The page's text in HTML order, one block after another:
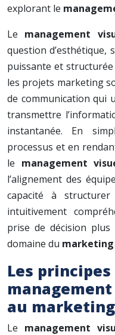
explorant le
Le management
question d’esthétique,
puissante et
les projets marketing
de communication qui
transmettre
instantanée. En
processus et en
le management
l’alignement des
capacité à
intuitivement
prise de décision
domaine du
Les
au marketing
Le management